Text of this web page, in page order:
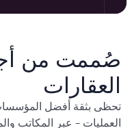
صُممت من
العقارات
تحظى بثقة أفضل
العمليات - عبر المكاتب